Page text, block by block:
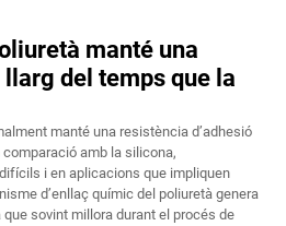
manté una
del temps que la
manté una resistència d’adhesió
amb la silicona,
i en aplicacions que impliquen
d’enllaç químic del poliuretà genera
sovint millora durant el procés de